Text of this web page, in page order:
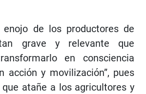
de los productores de
grave y relevante que
en consciencia
acción y movilización”, pues
atañe a los agricultores y